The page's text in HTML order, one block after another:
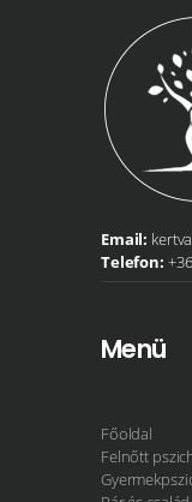
Email:
Telefon:
Menü
Főoldal
Felnőtt